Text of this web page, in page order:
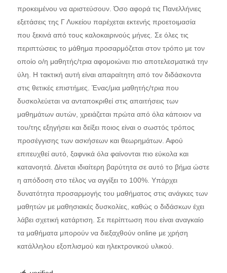
προκειμένου να αριστεύσουν. Όσο αφορά τις Πανελλήνιες
εξετάσεις της Γ Λυκείου παρέχεται εκτενής προετοιμασία
που ξεκινά από τους καλοκαιρινούς μήνες. Σε όλες τις
περιπτώσεις το μάθημα προσαρμόζεται στον τρόπο με τον
οποίο ο/η μαθητής/τρια αφομοιώνει πιο αποτελεσματικά την
ύλη. Η τακτική αυτή είναι απαραίτητη από τον διδάσκοντα
στις θετικές επιστήμες. Ένας/μια μαθητής/τρια που
δυσκολεύεται να ανταποκριθεί στις απαιτήσεις των
μαθημάτων αυτών, χρειάζεται πρώτα από όλα κάποιον να
του/της εξηγήσει και δείξει ποιος είναι ο σωστός τρόπος
προσέγγισης των ασκήσεων και θεωρημάτων. Αφού
επιτευχθεί αυτό, ξαφνικά όλα φαίνονται πιο εύκολα και
κατανοητά. Δίνεται ιδιαίτερη βαρύτητα σε αυτό το βήμα ώστε
η απόδοση στο τέλος να αγγίξει το 100%. Υπάρχει
δυνατότητα προσαρμογής του μαθήματος στις ανάγκες των
μαθητών με μαθησιακές δυσκολίες, καθώς ο διδάσκων έχει
λάβει σχετική κατάρτιση. Σε περίπτωση που είναι αναγκαίο
τα μαθήματα μπορούν να διεξαχθούν online με χρήση
κατάλληλου εξοπλισμού και ηλεκτρονικού υλικού.